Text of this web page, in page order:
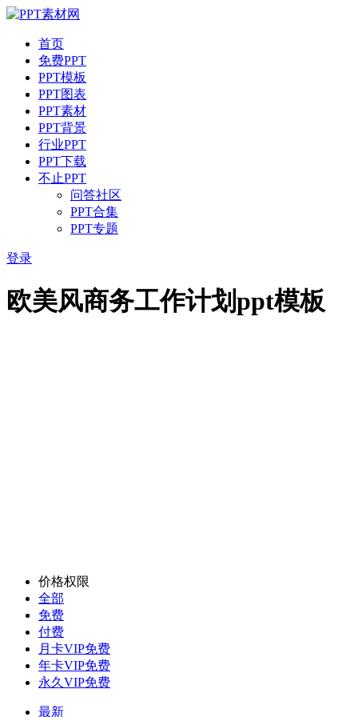
首页
免费PPT
PPT模板
PPT图表
PPT素材
PPT背景
行业PPT
PPT下载
不止PPT
问答社区
PPT合集
PPT专题
登录
欧美风商务工作计划ppt模板
价格权限
全部
免费
付费
月卡VIP免费
年卡VIP免费
永久VIP免费
最新